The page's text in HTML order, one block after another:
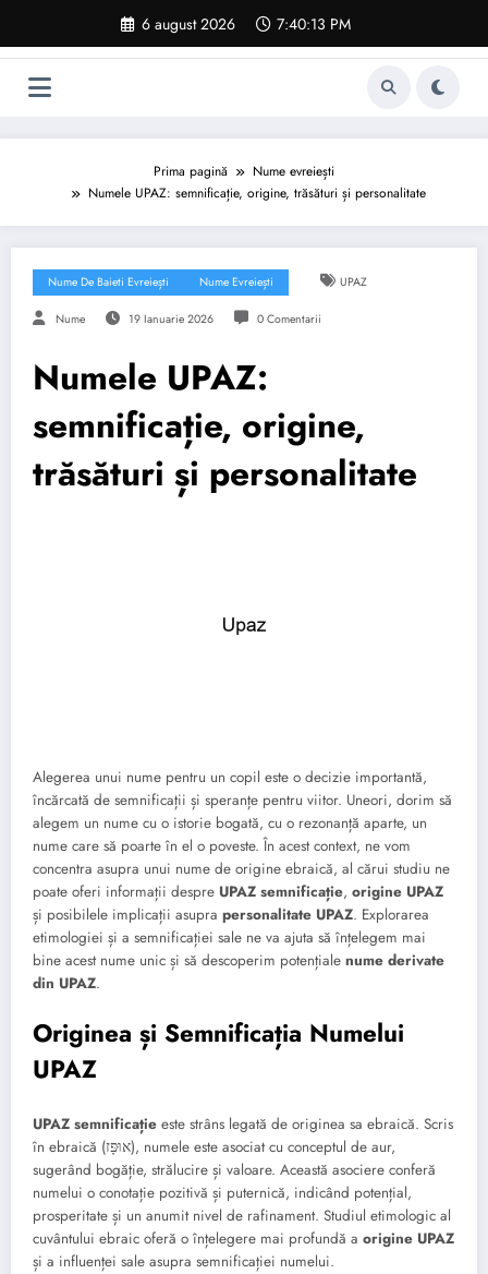
conținut
6 august 2026 7:40:13 PM
Prima pagină
Nume evreiești
Numele UPAZ: semnificație, origine, trăsături și personalitate
Nume De Baieti Evreiești Nume Evreiești UPAZ
Nume 19 Ianuarie 2026 0 Comentarii
Numele UPAZ:
semnificație, origine,
trăsături și personalitate
Alegerea unui nume pentru un copil este o decizie importantă,
încărcată de semnificații și speranțe pentru viitor. Uneori, dorim să
alegem un nume cu o istorie bogată, cu o rezonanță aparte, un
nume care să poarte în el o poveste. În acest context, ne vom
concentra asupra unui nume de origine ebraică, al cărui studiu ne
poate oferi informații despre UPAZ semnificație, origine UPAZ
și posibilele implicații asupra personalitate UPAZ. Explorarea
etimologiei și a semnificației sale ne va ajuta să înțelegem mai
bine acest nume unic și să descoperim potențiale nume derivate
din UPAZ.
Originea și Semnificația Numelui
UPAZ
UPAZ semnificație este strâns legată de originea sa ebraică. Scris
în ebraică (אוּפָּז), numele este asociat cu conceptul de aur,
sugerând bogăție, strălucire și valoare. Această asociere conferă
numelui o conotație pozitivă și puternică, indicând potențial,
prosperitate și un anumit nivel de rafinament. Studiul etimologic al
cuvântului ebraic oferă o înțelegere mai profundă a origine UPAZ
și a influenței sale asupra semnificației numelui.